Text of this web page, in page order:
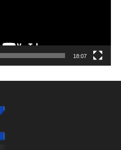
18:07